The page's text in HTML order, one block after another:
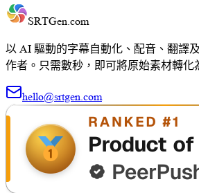
SRTGen.com
以 AI 驅動的字幕自動化、配音、翻譯
作者。只需數秒，即可將原始素材轉化
hello@srtgen.com